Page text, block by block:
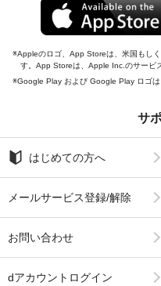
Appleのロゴ、App Storeは、米国もし
す。App Storeは、Apple Inc.のサービ
Google Play および Google Play ロゴは
サ
はじめての方へ
メールサービス登録/解除
お問い合わせ
dアカウントログイン